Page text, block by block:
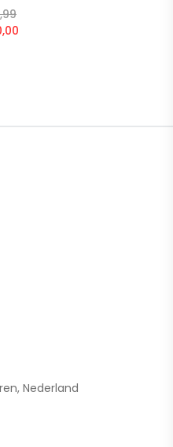
Nederland